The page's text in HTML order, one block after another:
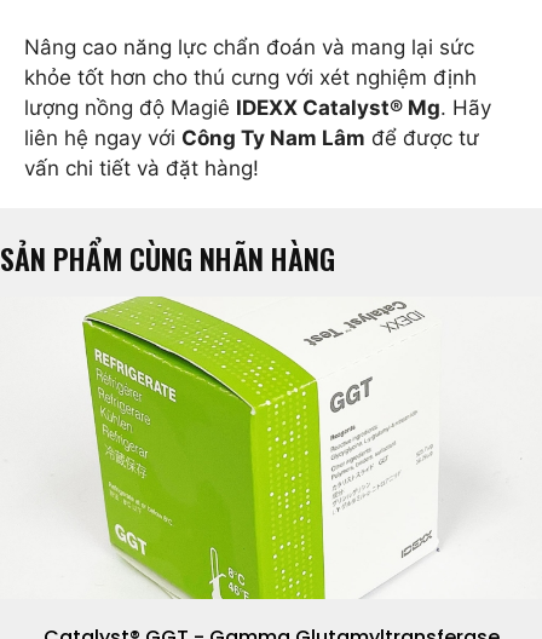
Nâng cao năng lực chẩn đoán và mang lại sức
khỏe tốt hơn cho thú cưng với xét nghiệm định
lượng nồng độ Magiê IDEXX Catalyst® Mg. Hãy
liên hệ ngay với Công Ty Nam Lâm để được tư
vấn chi tiết và đặt hàng!
SẢN PHẨM CÙNG NHÃN HÀNG